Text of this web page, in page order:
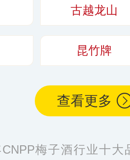
游景区和特色餐
古越龙山
昆竹牌
查看更多
CNPP梅子酒行业十